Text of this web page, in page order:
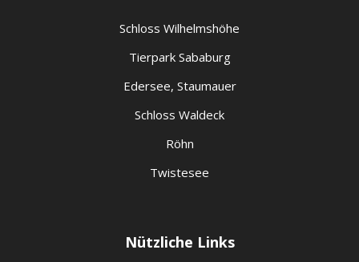
Schloss Wilhelmshöhe
Tierpark Sababurg
Edersee, Staumauer
Schloss Waldeck
Röhn
Twistesee
Nützliche Links